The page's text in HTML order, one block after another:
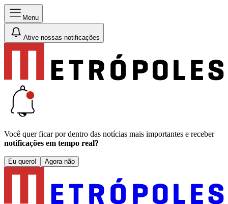
Menu
Ative nossas notificações
Você quer ficar por dentro das notícias mais importantes e receber
notificações em tempo real?
Eu quero! Agora não